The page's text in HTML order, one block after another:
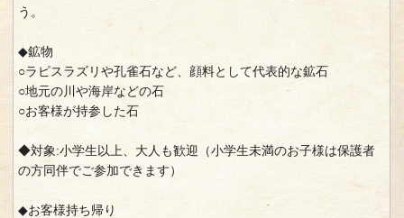
う。
◆鉱物
○ラピスラズリや孔雀石など、顔料として代表的な鉱石
○地元の川や海岸などの石
○お客様が持参した石
◆対象:小学生以上、大人も歓迎（小学生未満のお子様は保護者
の方同伴でご参加できます）
◆お客様持ち帰り